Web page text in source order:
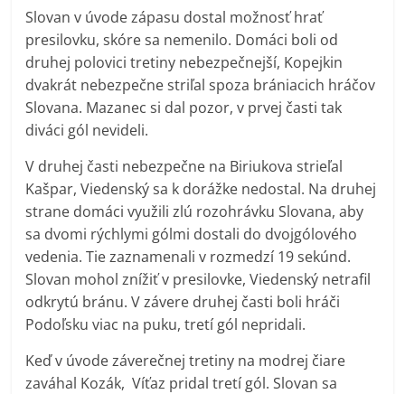
Slovan v úvode zápasu dostal možnosť hrať
presilovku, skóre sa nemenilo. Domáci boli od
druhej polovici tretiny nebezpečnejší, Kopejkin
dvakrát nebezpečne striľal spoza brániacich hráčov
Slovana. Mazanec si dal pozor, v prvej časti tak
diváci gól nevideli.
V druhej časti nebezpečne na Biriukova strieľal
Kašpar, Viedenský sa k dorážke nedostal. Na druhej
strane domáci využili zlú rozohrávku Slovana, aby
sa dvomi rýchlymi gólmi dostali do dvojgólového
vedenia. Tie zaznamenali v rozmedzí 19 sekúnd.
Slovan mohol znížiť v presilovke, Viedenský netrafil
odkrytú bránu. V závere druhej časti boli hráči
Podoľsku viac na puku, tretí gól nepridali.
Keď v úvode záverečnej tretiny na modrej čiare
zaváhal Kozák, Víťaz pridal tretí gól. Slovan sa